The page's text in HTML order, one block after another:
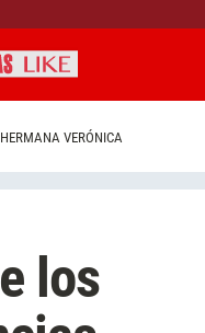
HERMANA VERÓNICA
los